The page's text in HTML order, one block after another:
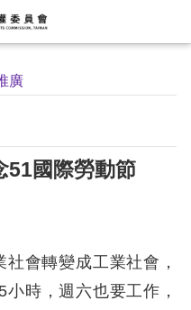
廣
國際勞動節
會轉變成工業社會，
時，週六也要工作，